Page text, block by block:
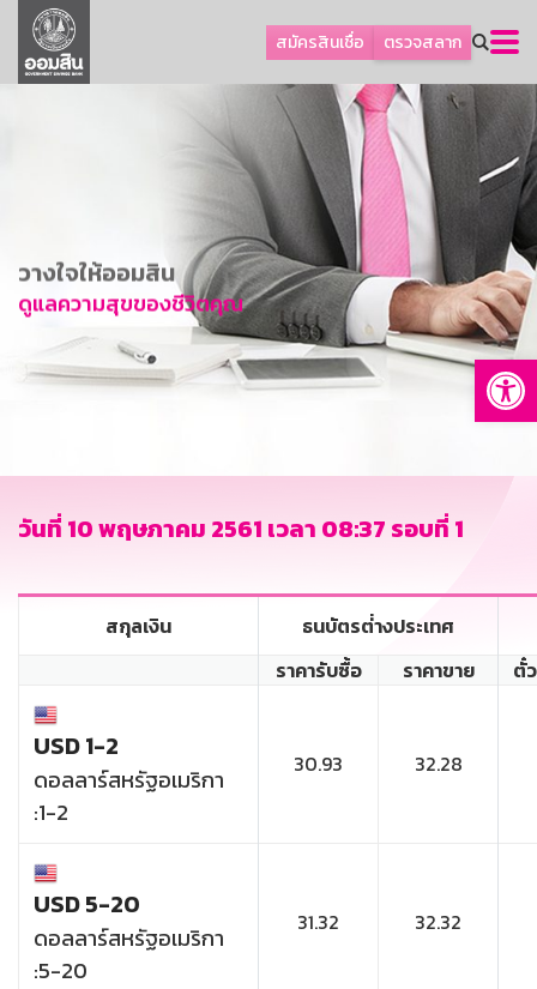
สมัครสินเชื่อ ตรวจสลาก
ลูกค้าธุรกิจ
ลูกค้าผู้ประกอบรายย่อย
การพัฒนาที่ยั่งยืน
ข่าวสาร
บริการทางการเงิน
อื่นๆ
GSB Society
วางใจให้ออมสิน
ดูแลความสุขของชีวิตคุณ
วันที่ 10 พฤษภาคม 2561 เวลา 08:37 รอบที่ 1
สกุลเงิน
ธนบัตรต่่างประเทศ
ราคารับซื้อ
ราคาขาย ตั๋
USD 1-2
ดอลลาร์สหรัฐอเมริกา
:1-2
30.93 32.28
USD 5-20
ดอลลาร์สหรัฐอเมริกา
:5-20
31.32 32.32